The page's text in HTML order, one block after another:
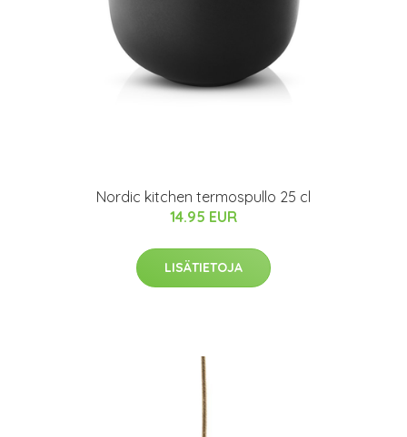
Nordic kitchen termospullo 25 cl
14.95 EUR
LISÄTIETOJA